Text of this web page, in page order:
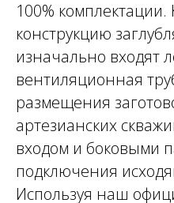
100%
конструкцию
изначально входят
вентиляционная
размещения
артезианских
входом и боковыми
подключения
Используя наш